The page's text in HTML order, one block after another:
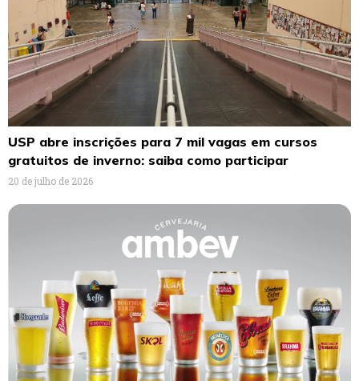
USP abre inscrições para 7 mil vagas em cursos
gratuitos de inverno: saiba como participar
20 de julho de 2026